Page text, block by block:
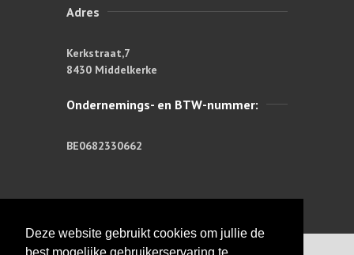
Deze website gebruikt cookies om jullie de
Adres
Kerkstraat,7
8430 Middelkerke
Ondernemings- en BTW-nummer:
BE0682330662